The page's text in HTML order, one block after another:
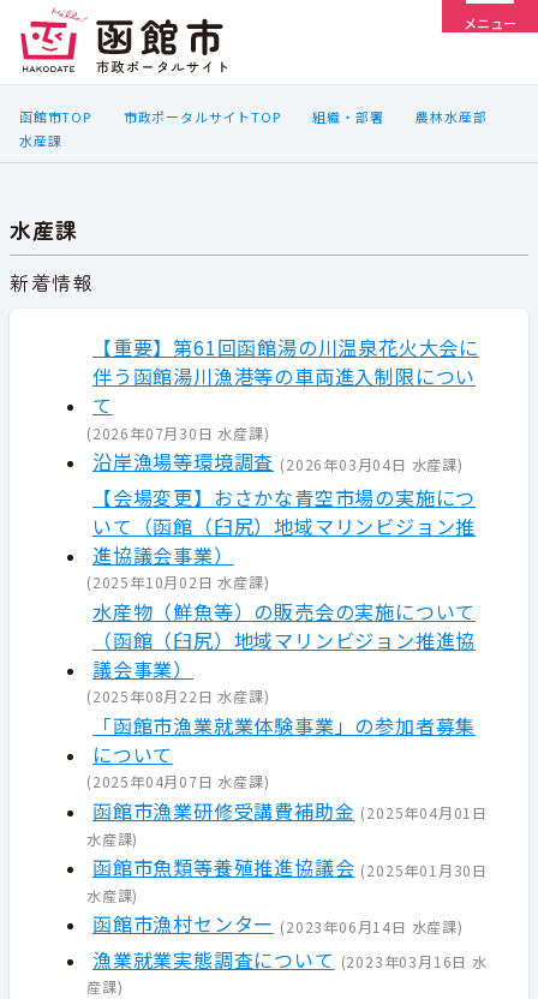
メニュー
函館市TOP 市政ポータルサイトTOP 組織・部署
農林水産部
水産課
水産課
新着情報
【重要】第61回函館湯の川温泉花火大会に
伴う函館湯川漁港等の車両進入制限につい
て
(2026年07月30日 水産課)
沿岸漁場等環境調査 (2026年03月04日 水産課)
【会場変更】おさかな青空市場の実施につ
いて（函館（臼尻）地域マリンビジョン推
進協議会事業）
(2025年10月02日 水産課)
水産物（鮮魚等）の販売会の実施について
（函館（臼尻）地域マリンビジョン推進協
議会事業）
(2025年08月22日 水産課)
「函館市漁業就業体験事業」の参加者募集
について
(2025年04月07日 水産課)
函館市漁業研修受講費補助金 (2025年04月01日
水産課)
函館市魚類等養殖推進協議会 (2025年01月30日
水産課)
函館市漁村センター (2023年06月14日 水産課)
漁業就業実態調査について (2023年03月16日 水
産課)